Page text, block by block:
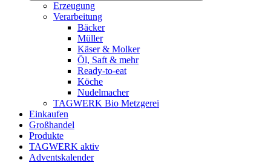
Erzeugung
Verarbeitung
Bäcker
Müller
Käser & Molker
Öl, Saft & mehr
Ready-to-eat
Köche
Nudelmacher
TAGWERK Bio Metzgerei
Einkaufen
Großhandel
Produkte
TAGWERK aktiv
Adventskalender